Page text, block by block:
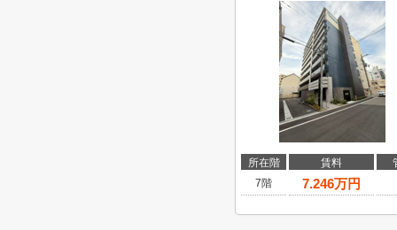
所在階 賃料
7階
7.246万円